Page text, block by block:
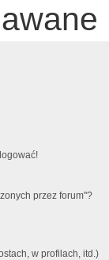
przez forum"?
w profilach, itd.)